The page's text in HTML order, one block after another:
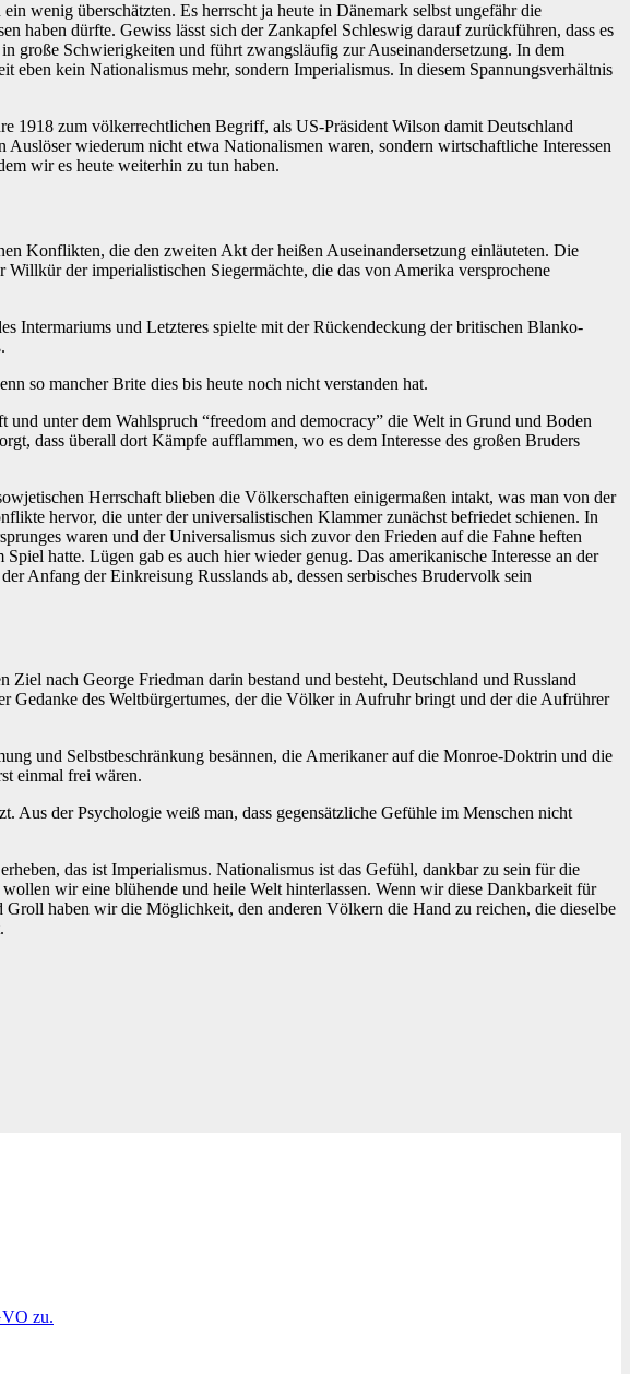
wenig überschätzten. Es herrscht ja heute in Dänemark selbst ungefähr die
haben dürfte. Gewiss lässt sich der Zankapfel Schleswig darauf zurückführen, dass es
große Schwierigkeiten und führt zwangsläufig zur Auseinandersetzung. In dem
kein Nationalismus mehr, sondern Imperialismus. In diesem Spannungsverhältnis
1918 zum völkerrechtlichen Begriff, als US-Präsident Wilson damit Deutschland
wiederum nicht etwa Nationalismen waren, sondern wirtschaftliche Interessen
wir es heute weiterhin zu tun haben.
Konflikten, die den zweiten Akt der heißen Auseinandersetzung einläuteten. Die
der imperialistischen Siegermächte, die das von Amerika versprochene
Intermariums und Letzteres spielte mit der Rückendeckung der britischen Blanko-
so mancher Brite dies bis heute noch nicht verstanden hat.
unter dem Wahlspruch “freedom and democracy” die Welt in Grund und Boden
dass überall dort Kämpfe aufflammen, wo es dem Interesse des großen Bruders
Herrschaft blieben die Völkerschaften einigermaßen intakt, was man von der
hervor, die unter der universalistischen Klammer zunächst befriedet schienen. In
waren und der Universalismus sich zuvor den Frieden auf die Fahne heften
hatte. Lügen gab es auch hier wieder genug. Das amerikanische Interesse an der
Anfang der Einkreisung Russlands ab, dessen serbisches Brudervolk sein
nach George Friedman darin bestand und besteht, Deutschland und Russland
Gedanke des Weltbürgertumes, der die Völker in Aufruhr bringt und der die Aufrührer
und Selbstbeschränkung besännen, die Amerikaner auf die Monroe-Doktrin und die
einmal frei wären.
Aus der Psychologie weiß man, dass gegensätzliche Gefühle im Menschen nicht
das ist Imperialismus. Nationalismus ist das Gefühl, dankbar zu sein für die
wir eine blühende und heile Welt hinterlassen. Wenn wir diese Dankbarkeit für
haben wir die Möglichkeit, den anderen Völkern die Hand zu reichen, die dieselbe
zu.